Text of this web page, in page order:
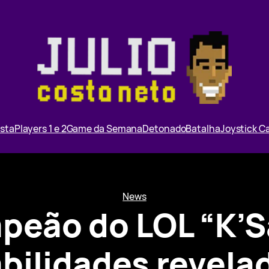
Players 1 e 2Game da SemanaDetonadoBatalhaJoystick
News
do LOL